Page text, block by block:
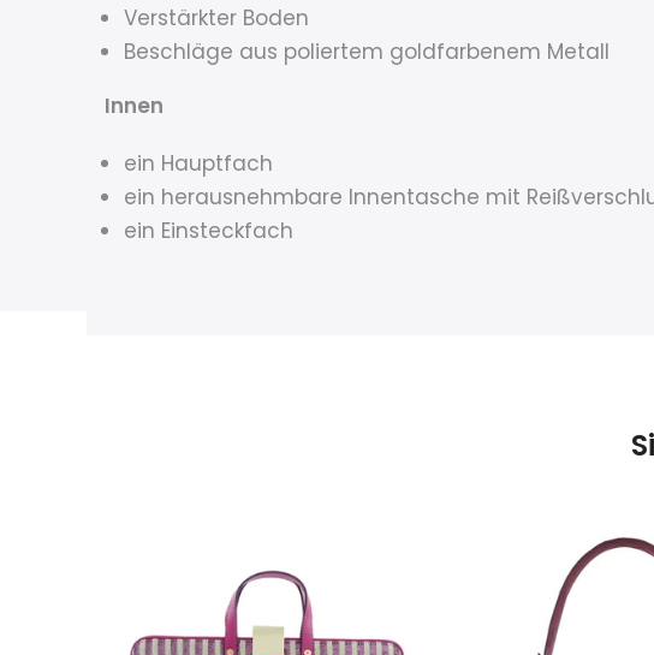
Verstärkter Boden
Beschläge aus poliertem goldfarbenem Metall
Innen
ein Hauptfach
ein herausnehmbare Innentasche mit
ein Einsteckfach